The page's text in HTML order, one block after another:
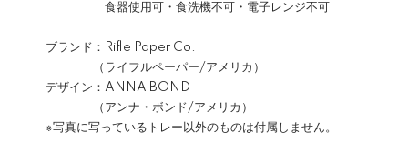
食器使用可・食洗機不可・電子レンジ不可
ブランド：Rifle Paper Co.
（ライフルペーパー/アメリカ）
デザイン：ANNA BOND
（アンナ・ボンド/アメリカ）
※写真に写っているトレー以外のものは付属しません。